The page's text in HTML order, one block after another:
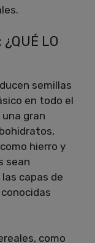
¿QUÉ LO
semillas
en todo el
gran
hierro y
sean
capas de
como